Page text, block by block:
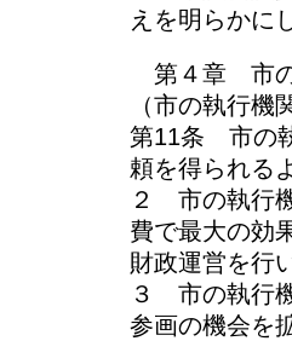
えを明らかに
第４章 市の
（市の執行機
第11条 市の
頼を得られる
２ 市の執行
費で最大の効
財政運営を行
３ 市の執行
参画の機会を